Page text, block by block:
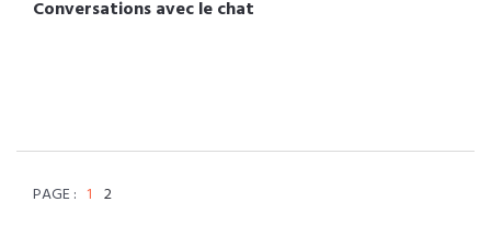
Conversations avec le chat
PAGE : 1 2